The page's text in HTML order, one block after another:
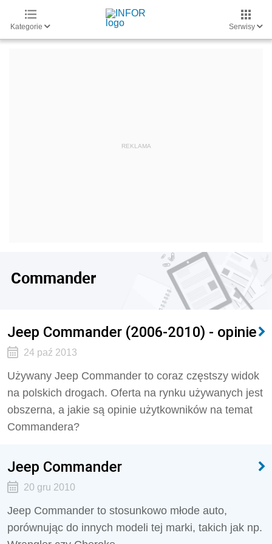
Kategorie Serwisy
Commander
Jeep Commander (2006-2010) - opinie
24 paź 2013
Używany Jeep Commander to coraz częstszy widok
na polskich drogach. Oferta na rynku używanych jest
obszerna, a jakie są opinie użytkowników na temat
Commandera?
Jeep Commander
20 gru 2010
Jeep Commander to stosunkowo młode auto,
porównując do innych modeli tej marki, takich jak np.